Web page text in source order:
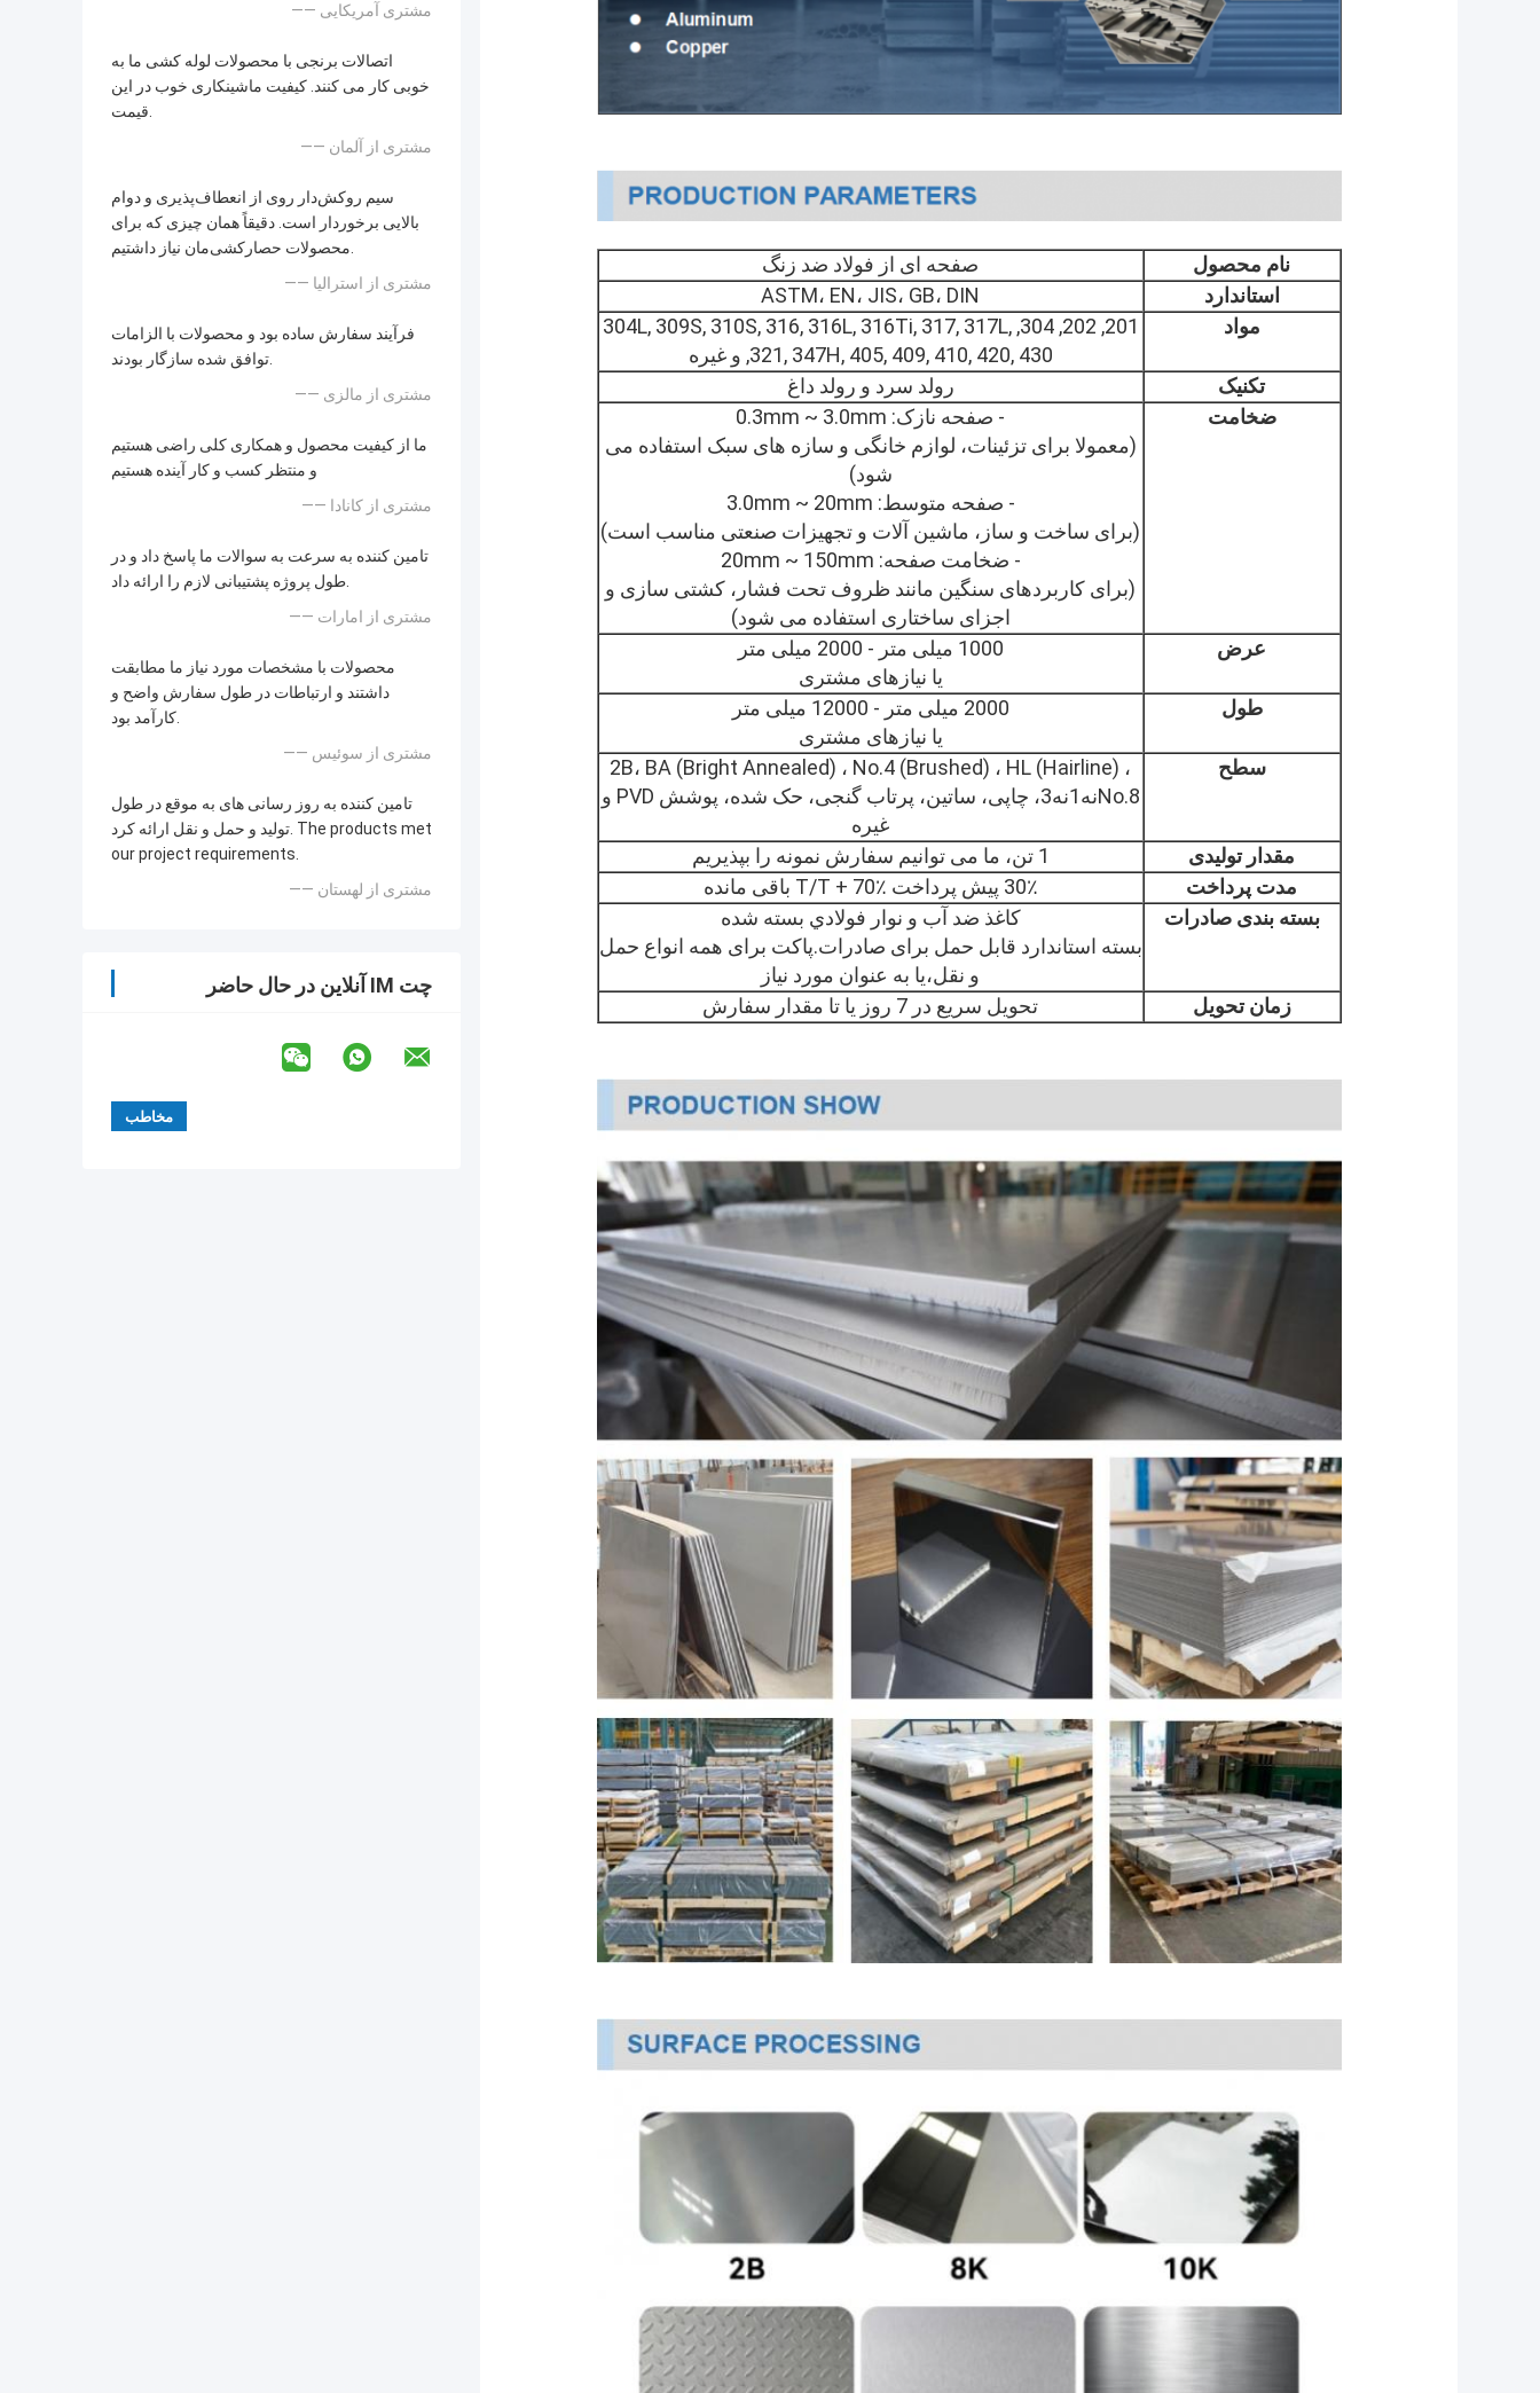
—— مشتری آمریکایی
اتصالات برنجی با محصولات لوله کشی ما به
خوبی کار می کنند. کیفیت ماشینکاری خوب در این
قیمت.
—— مشتری از آلمان
سیم روکش‌دار روی از انعطاف‌پذیری و دوام
بالایی برخوردار است. دقیقاً همان چیزی که برای
محصولات حصارکشی‌مان نیاز داشتیم.
—— مشتری از استرالیا
فرآیند سفارش ساده بود و محصولات با الزامات
توافق شده سازگار بودند.
—— مشتری از مالزی
ما از کیفیت محصول و همکاری کلی راضی هستیم
و منتظر کسب و کار آینده هستیم
—— مشتری از کانادا
تامین کننده به سرعت به سوالات ما پاسخ داد و در
طول پروژه پشتیبانی لازم را ارائه داد.
—— مشتری از امارات
محصولات با مشخصات مورد نیاز ما مطابقت
داشتند و ارتباطات در طول سفارش واضح و
کارآمد بود.
—— مشتری از سوئیس
تامین کننده به روز رسانی های به موقع در طول
تولید و حمل و نقل ارائه کرد. The products met
our project requirements.
—— مشتری از لهستان
چت IM آنلاین در حال حاضر
نام محصول
صفحه ای از فولاد ضد زنگ
استاندارد
ASTM، EN، JIS، GB، DIN
مواد
201, 202, 304, 304L, 309S, 310S, 316, 316L, 316Ti, 317, 317L,
321, 347H, 405, 409, 410, 420, 430, و غیره
تکنیک
رولد سرد و رولد داغ
ضخامت
- صفحه نازک: 0.3mm ~ 3.0mm
(معمولا برای تزئینات، لوازم خانگی و سازه های سبک استفاده می
شود)
- صفحه متوسط: 3.0mm ~ 20mm
(برای ساخت و ساز، ماشین آلات و تجهیزات صنعتی مناسب است)
- ضخامت صفحه: 20mm ~ 150mm
(برای کاربردهای سنگین مانند ظروف تحت فشار، کشتی سازی و
اجزای ساختاری استفاده می شود)
عرض
1000 میلی متر - 2000 میلی متر
یا نیازهای مشتری
طول
2000 میلی متر - 12000 میلی متر
یا نیازهای مشتری
سطح
2B، BA (Bright Annealed) ، No.4 (Brushed) ، HL (Hairline) ،
No.8نه1نه3، چاپی، ساتین، پرتاب گنجی، حک شده، پوشش PVD و
غیره
مقدار تولیدی
1 تن، ما می توانیم سفارش نمونه را بپذیریم
مدت پرداخت
30٪ پیش پرداخت T/T + 70٪ باقی مانده
بسته بندی صادرات
کاغذ ضد آب و نوار فولادي بسته شده
بسته استاندارد قابل حمل برای صادرات.پاکت برای همه انواع حمل
و نقل،یا به عنوان مورد نیاز
زمان تحویل
تحویل سریع در 7 روز یا تا مقدار سفارش